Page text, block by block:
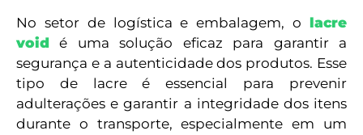
No setor de logística e embalagem, o lacre
void
é uma solução eficaz para garantir a
segurança e a autenticidade dos produtos. Esse
tipo de lacre é essencial para prevenir
adulterações e garantir a integridade dos itens
durante o transporte, especialmente em um